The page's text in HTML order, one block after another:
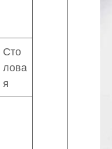
Сто
лова
я